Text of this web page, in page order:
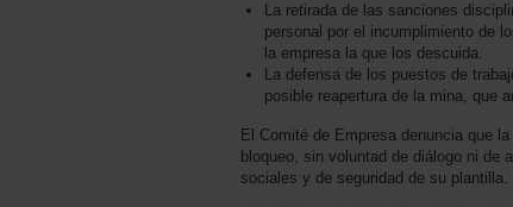
La retirada de las sanciones
personal por el incumplimiento de
la empresa la que los descuida.
La defensa de los puestos de
posible reapertura de la mina, que
El Comité de Empresa denuncia que
bloqueo, sin voluntad de diálogo ni de
sociales y de seguridad de su plantilla.